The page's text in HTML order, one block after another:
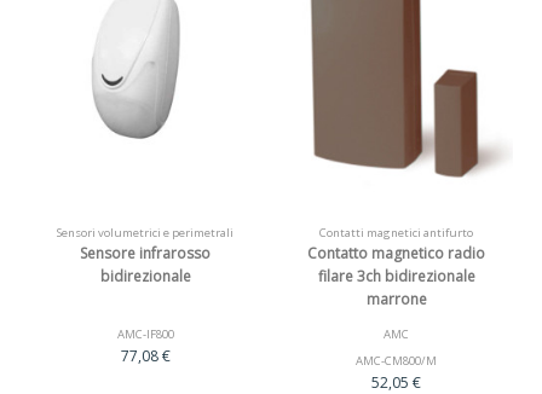
Sensori volumetrici e perimetrali
Sensore infrarosso
bidirezionale
AMC-IF800
77,08 €
Contatti magnetici antifurto
Contatto magnetico radio
filare 3ch bidirezionale
marrone
AMC
AMC-CM800/M
52,05 €